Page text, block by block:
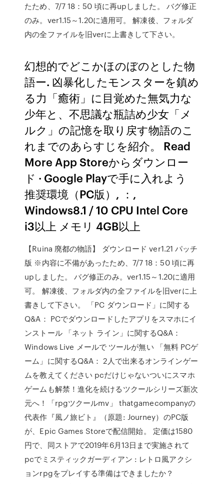
たため、7/7 18：50 頃に再upしました。 バグ修正
のみ。ver1.15～1.20に適用可。 解凍後、フォルダ
内の全ファイルを旧verに上書きして下さい。
幻想的でどこかほのぼのとした物
語ー. 凶暴化したモンスターを鎮め
る力「癒術」に目覚めた無気力な
少年と、不思議な瓶詰め少女「メ
ルク」の記憶を取り戻す物語のこ
れまでのあらすじを紹介。 Read
More App Storeからダウンロー
ド · Google Playで手に入れよう
推奨環境（PC版）, ：,
Windows8.1 / 10 CPU Intel Core
i3以上 メモリ 4GB以上
【Ruina 廃都の物語】 ダウンロード ver1.21 パッチ
版 ※内容に不備があったため、7/7 18：50 頃に再
upしました。 バグ修正のみ。ver1.15～1.20に適用
可。 解凍後、フォルダ内の全ファイルを旧verに上
書きして下さい。 「PC ダウンロード」に関する
Q&A： PCでダウンロードしたアプリをスマホにイ
ンストール 「ネット ライン」に関するQ&A：
Windows Live メールで ツールが無い 「無料 PCゲ
ーム」に関するQ&A： 2人で出来るオンラインゲー
ムを教えてください pcだけじゃないついにスマホ
ゲームも解禁！進化を続けるツクールシリーズ新次
元へ！「rpgツクールmv」 thatgamecompanyの
代表作『風ノ旅ビト』（原題: Journey）のPC版
が、Epic Games Storeで配信開始。 定価は1580
円で、同ストアで2019年6月13日まで実施されて
pcでミスティックガーディアン : レトロ風アクシ
ョンrpgをプレイする準備はできましたか？